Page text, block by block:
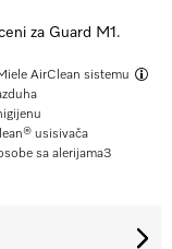
za Guard M1.
AirClean sistemu
usisivača
sa alerijama3